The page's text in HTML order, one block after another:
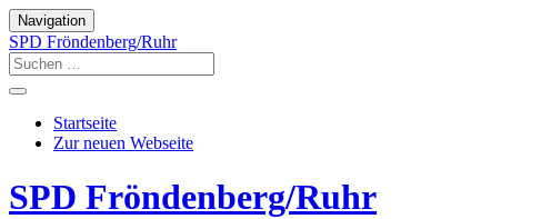
Navigation
SPD Fröndenberg/Ruhr
Startseite
Zur neuen Webseite
SPD Fröndenberg/Ruhr